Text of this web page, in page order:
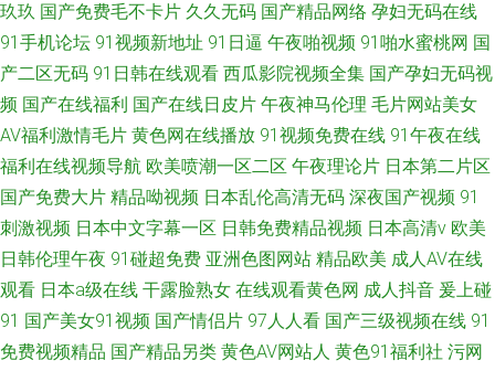
玖玖 国产免费毛不卡片 久久无码 国产精品网络 孕妇无码在线
91手机论坛 91视频新地址 91日逼 午夜啪视频 91啪水蜜桃网 国
产二区无码 91日韩在线观看 西瓜影院视频全集 国产孕妇无码视
频 国产在线福利 国产在线日皮片 午夜神马伦理 毛片网站美女
AV福利激情毛片 黄色网在线播放 91视频免费在线 91午夜在线
福利在线视频导航 欧美喷潮一区二区 午夜理论片 日本第二片区
国产免费大片 精品呦视频 日本乱伦高清无码 深夜国产视频 91
刺激视频 日本中文字幕一区 日韩免费精品视频 日本高清v 欧美
日韩伦理午夜 91碰超免费 亚洲色图网站 精品欧美 成人AV在线
观看 日本a级在线 干露脸熟女 在线观看黄色网 成人抖音 爰上碰
91 国产美女91视频 国产情侣片 97人人看 国产三级视频在线 91
免费视频精品 国产精品另类 黄色AV网站人 黄色91福利社 污网